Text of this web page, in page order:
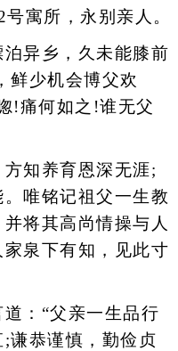
寓所，永别亲人。
异乡，久未能膝前
鲜少机会博父欢
!痛何如之!谁无父
知养育恩深无涯;
唯铭记祖父一生教
将其高尚情操与人
泉下有知，见此寸
：“父亲一生品行
谦恭谨慎，勤俭贞